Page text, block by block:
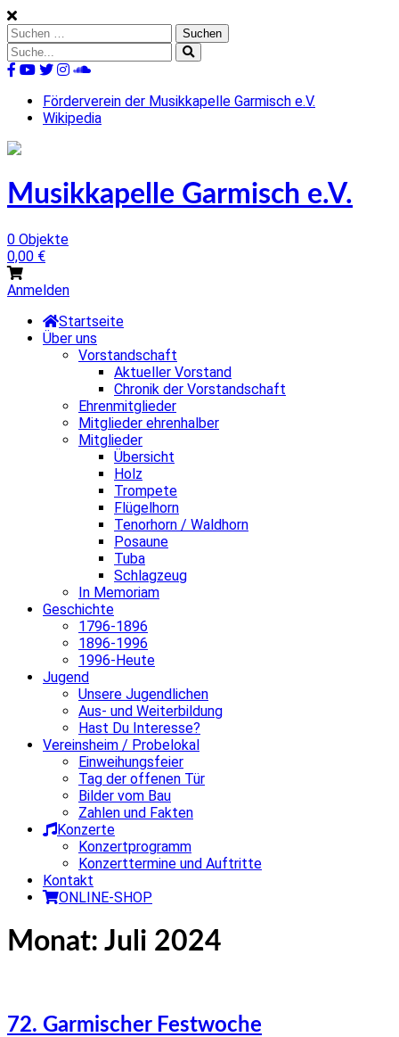
Skip
to
content
Suchen
nach:
Suche
nach:
Förderverein der Musikkapelle Garmisch e.V.
Wikipedia
Musikkapelle Garmisch e.V.
0 Objekte
0,00 €
Anmelden
Startseite
Über uns
Vorstandschaft
Aktueller Vorstand
Chronik der Vorstandschaft
Ehrenmitglieder
Mitglieder ehrenhalber
Mitglieder
Übersicht
Holz
Trompete
Flügelhorn
Tenorhorn / Waldhorn
Posaune
Tuba
Schlagzeug
In Memoriam
Geschichte
1796-1896
1896-1996
1996-Heute
Jugend
Unsere Jugendlichen
Aus- und Weiterbildung
Hast Du Interesse?
Vereinsheim / Probelokal
Einweihungsfeier
Tag der offenen Tür
Bilder vom Bau
Zahlen und Fakten
Konzerte
Konzertprogramm
Konzerttermine und Auftritte
Kontakt
ONLINE-SHOP
Monat: Juli 2024
72. Garmischer Festwoche